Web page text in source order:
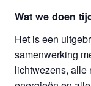
Wat we doen
Het is een
samenwerking
lichtwezens, alle